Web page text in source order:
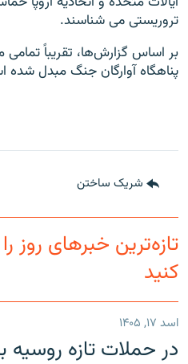
تروریستی می شناسند.
بر اساس گزارش‌ها، تقریباً تمامی
پناهگاه آوارگان جنگ مبدل
شریک ساختن
تازه‌ترین خبرهای روز
کنید
اسد ۱۷, ۱۴۰۵
در حملات تازه روسیه